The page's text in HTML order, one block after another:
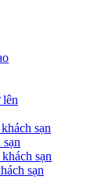
lên
sạn
sạn
sạn